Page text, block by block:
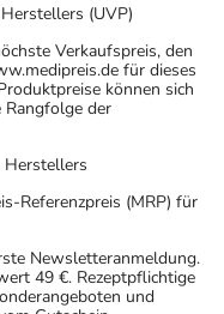
(UVP)
Verkaufspreis, den
für dieses
können sich
Rangfolge der
Herstellers
Referenzpreis (MRP) für
Newsletteranmeldung.
49 €. Rezeptpflichtige
und